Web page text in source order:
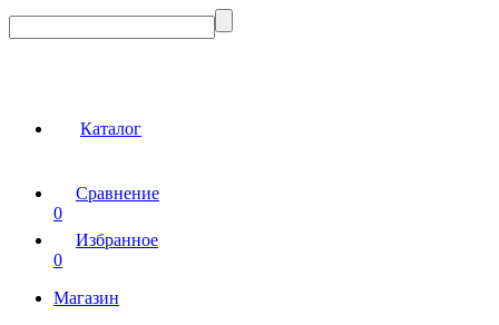
Каталог
Сравнение
0
Избранное
0
Магазин